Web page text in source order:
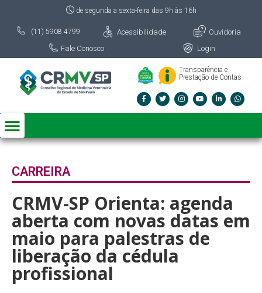
de segunda a sexta-feira das 9h às 16h
(11) 5908 4799 Acessibilidade
Ouvidoria
Fale Conosco
Login
Transparência e
Prestação de Contas
CARREIRA
CRMV-SP Orienta: agenda
aberta com novas datas em
maio para palestras de
liberação da cédula
profissional